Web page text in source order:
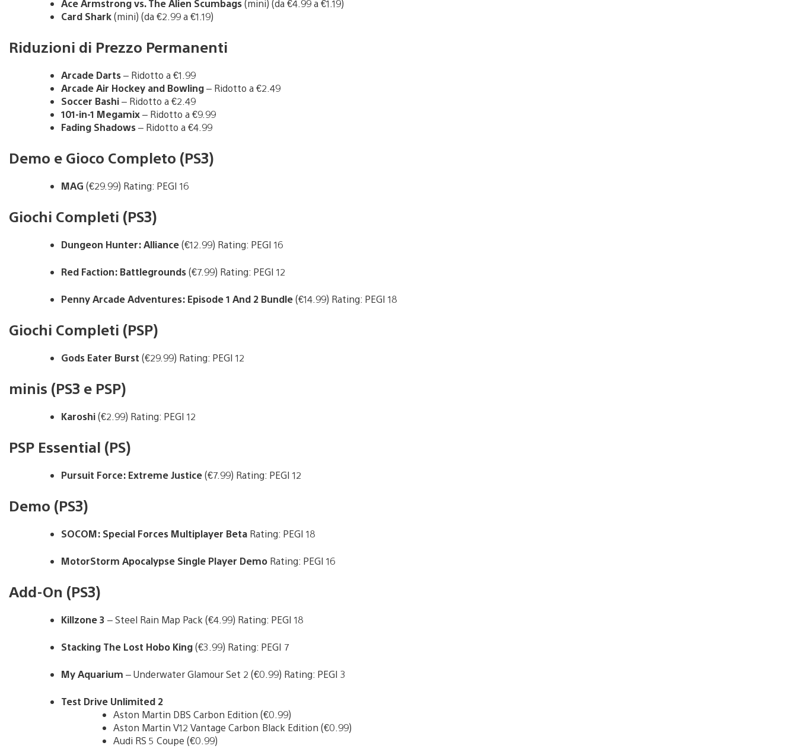
Ace Armstrong vs. The Alien Scumbags(mini) (da €4.99 a €1.19)
Card Shark(mini) (da €2.99 a €1.19)
Riduzioni di Prezzo Permanenti
Arcade Darts– Ridotto a €1.99
Arcade Air Hockey and Bowling– Ridotto a €2.49
Soccer Bashi– Ridotto a €2.49
101-in-1 Megamix– Ridotto a €9.99
Fading Shadows– Ridotto a €4.99
Demo e Gioco Completo (PS3)
MAG (€29.99) Rating: PEGI 16
Giochi Completi (PS3)
Dungeon Hunter: Alliance(€12.99) Rating: PEGI 16
Red Faction: Battlegrounds(€7.99) Rating: PEGI 12
Penny Arcade Adventures: Episode 1 And 2 Bundle(€14.99) Rating: PEGI 18
Giochi Completi (PSP)
Gods Eater Burst (€29.99) Rating: PEGI 12
minis (PS3 e PSP)
Karoshi(€2.99) Rating: PEGI 12
PSP Essential (PS)
Pursuit Force: Extreme Justice(€7.99) Rating: PEGI 12
Demo (PS3)
SOCOM: Special Forces Multiplayer Beta Rating: PEGI 18
MotorStorm Apocalypse Single Player Demo Rating: PEGI 16
Add-On (PS3)
Killzone 3 – Steel Rain Map Pack (€4.99) Rating: PEGI 18
Stacking The Lost Hobo King(€3.99) Rating: PEGI 7
My Aquarium – Underwater Glamour Set 2 (€0.99) Rating: PEGI 3
Test Drive Unlimited 2
Aston Martin DBS Carbon Edition (€0.99)
Aston Martin V12 Vantage Carbon Black Edition (€0.99)
Audi RS 5 Coupe (€0.99)